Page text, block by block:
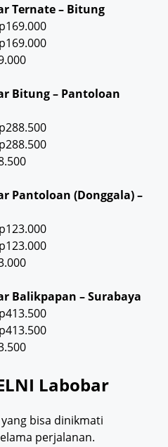
Ternate – Bitung
Bitung – Pantoloan
Pantoloan (Donggala) –
Balikpapan – Surabaya
Labobar
bisa dinikmati
perjalanan.